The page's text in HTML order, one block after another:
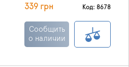
ожоговых ран,
которые плохо
заживают.
339 грн Код: 8678
Сообщить
о наличии